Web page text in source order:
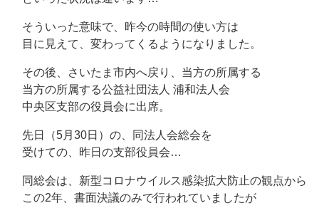
そういった意味で、昨今の時間の使い方は
目に見えて、変わってくるようになりました。
その後、さいたま市内へ戻り、当方の所属する
当方の所属する公益社団法人 浦和法人会
中央区支部の役員会に出席。
先日（5月30日）の、同法人会総会を
受けての、昨日の支部役員会…
同総会は、新型コロナウイルス感染拡大防止の観点から
この2年、書面決議のみで行われていましたが